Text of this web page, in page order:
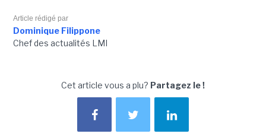
Article rédigé par
Dominique Filippone
Chef des actualités LMI
Cet article vous a plu? Partagez le !